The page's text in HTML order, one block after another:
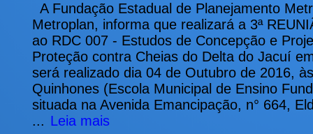
A Fundação Estadual de Planejamento
Metroplan, informa que realizará a 3ª
ao RDC 007 - Estudos de Concepção e
Proteção contra Cheias do Delta do Jacuí
será realizado dia 04 de Outubro de 2016,
Quinhones (Escola Municipal de Ensino
situada na Avenida Emancipação, n° 664,
... Leia mais